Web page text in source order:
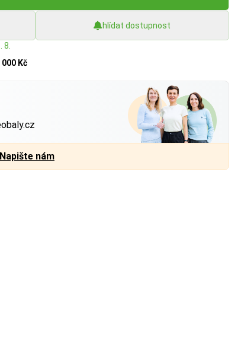
hlídat dostupnost
8.
000 Kč
Napište nám